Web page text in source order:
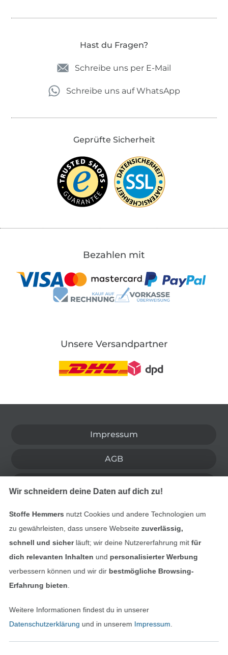
Hast du Fragen?
Schreibe uns per E-Mail
Schreibe uns auf WhatsApp
Geprüfte Sicherheit
Bezahlen mit
Unsere Versandpartner
Impressum
AGB
Kontakt
Bestellung widerrufen
Finde mehr Inspiration
Wir schneidern deine Daten auf dich zu!
Stoffe Hemmers nutzt Cookies und andere Technologien um
zu gewährleisten, dass unsere Webseite zuverlässig,
schnell und sicherläuft; wir deine Nutzererfahrung mitfür
dich relevanten Inhalten und personalisierter Werbung
verbessern können und wir dir bestmögliche Browsing-
Erfahrung bieten
Weitere Informationen findest du in unserer
Datenschutzerklärung und in unserem Impressum